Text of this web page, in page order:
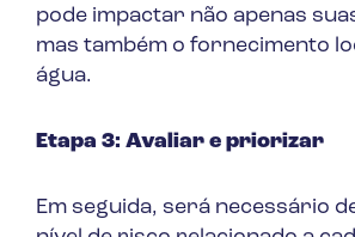
pode impactar não apenas
mas também o fornecimento
água.
Etapa 3: Avaliar e priorizar
Em seguida, será necessário